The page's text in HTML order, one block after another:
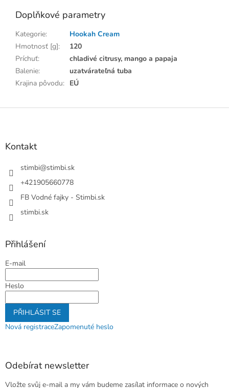
Doplňkové parametry
Kategorie:
Hookah Cream
Hmotnosť [g]:
120
Príchuť:
chladivé citrusy, mango a papaja
Balenie:
uzatvárateľná tuba
Krajina pôvodu: EÚ
Z
Kontakt
stimbi@stimbi.sk
+421905660778
FB Vodné fajky - Stimbi.sk
stimbi.sk
Přihlášení
E-mail
Heslo
PŘIHLÁSIT SE
Nová registraceZapomenuté heslo
Odebírat newsletter
Vložte svůj e-mail a my vám budeme zasílat informace o nových